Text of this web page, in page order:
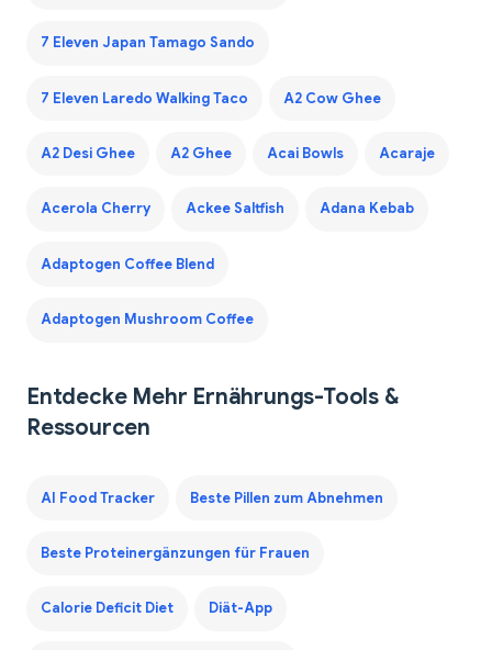
7 Eleven Japan Tamago Sando
7 Eleven Laredo Walking Taco A2 Cow Ghee
A2 Desi Ghee A2 Ghee Acai Bowls Acaraje
Acerola Cherry Ackee Saltfish Adana Kebab
Adaptogen Coffee Blend
Adaptogen Mushroom Coffee
Entdecke Mehr Ernährungs-Tools &
Ressourcen
AI Food Tracker Beste Pillen zum Abnehmen
Beste Proteinergänzungen für Frauen
Calorie Deficit Diet Diät-App